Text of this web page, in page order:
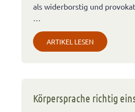
als widerborstig und
ARTIKEL LESEN
Körpersprache richtig